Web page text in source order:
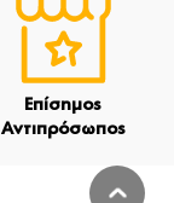
Επίσημος
Αντιπρόσωπος